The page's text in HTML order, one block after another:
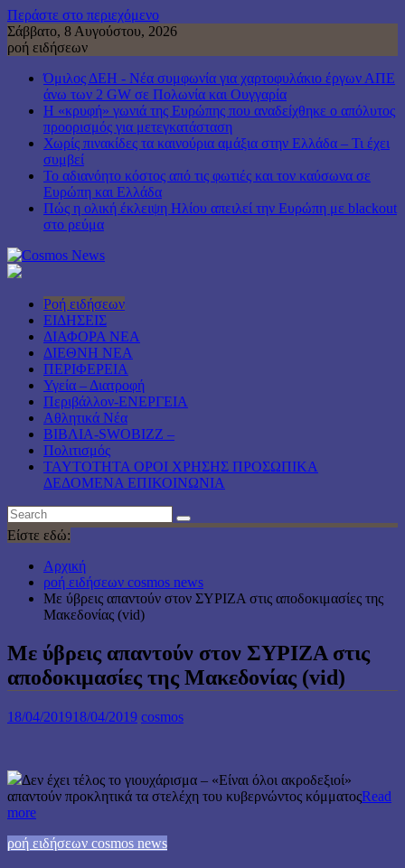
Περάστε στο περιεχόμενο
Σάββατο, 8 Αυγούστου, 2026
ροή ειδήσεων
Όμιλος ΔΕΗ - Νέα συμφωνία για χαρτοφυλάκιο έργων ΑΠΕ
άνω των 2 GW σε Πολωνία και Ουγγαρία
Η «κρυφή» γωνιά της Ευρώπης που αναδείχθηκε ο απόλυτος
προορισμός για μετεγκατάσταση
Χωρίς πινακίδες τα καινούρια αμάξια στην Ελλάδα – Τι έχει
συμβεί
Το αδιανόητο κόστος από τις φωτιές και τον καύσωνα σε
Ευρώπη και Ελλάδα
Πώς η ολική έκλειψη Ηλίου απειλεί την Ευρώπη με blackout
στο ρεύμα
Ροή ειδήσεων
ΕΙΔΗΣΕΙΣ
ΔΙΑΦΟΡΑ ΝΕΑ
ΔΙΕΘΝΗ ΝΕΑ
ΠΕΡΙΦΕΡΕΙΑ
Υγεία – Διατροφή
Περιβάλλον-ΕΝΕΡΓΕΙΑ
Αθλητικά Νέα
ΒΙΒΛΙΑ-SWOBIZZ –
Πολιτισμός
TAYTOTHTA ΟΡΟΙ ΧΡΗΣΗΣ ΠΡΟΣΩΠΙΚΑ
ΔΕΔΟΜΕΝΑ ΕΠΙΚΟΙΝΩΝΙΑ
Είστε εδώ:
Αρχική
ροή ειδήσεων cosmos news
Με ύβρεις απαντούν στον ΣΥΡΙΖΑ στις αποδοκιμασίες της
Μακεδονίας (vid)
Με ύβρεις απαντούν στον ΣΥΡΙΖΑ στις
αποδοκιμασίες της Μακεδονίας (vid)
18/04/201918/04/2019 cosmos
Δεν έχει τέλος το γιουχάρισμα – «Είναι όλοι ακροδεξιοί»
απαντούν προκλητικά τα στελέχη του κυβερνώντος κόμματοςRead
more
ροή ειδήσεων cosmos news